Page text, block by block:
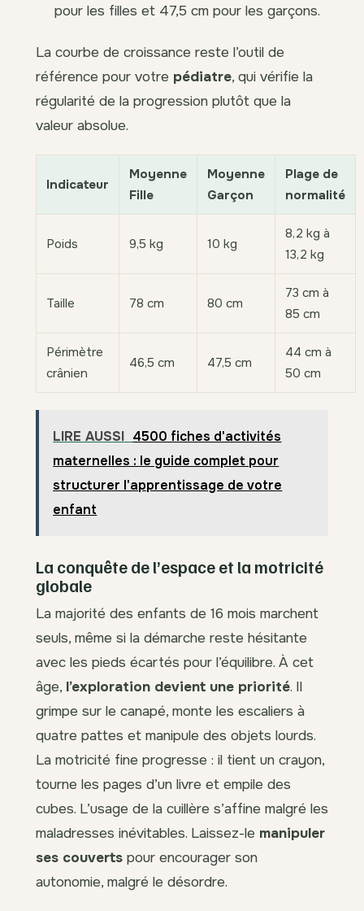
pour les filles et 47,5 cm pour les garçons.
La courbe de croissance reste l’outil de
référence pour votre pédiatre, qui vérifie la
régularité de la progression plutôt que la
valeur absolue.
Indicateur
Moyenne
Fille
Moyenne
Garçon
Plage de
normalité
Poids 9,5 kg 10 kg
8,2 kg à
13,2 kg
Taille 78 cm 80 cm
73 cm à
85 cm
Périmètre
crânien
46,5 cm 47,5 cm
44 cm à
50 cm
LIRE AUSSI 4500 fiches d'activités
maternelles : le guide complet pour
structurer l'apprentissage de votre
enfant
La conquête de l’espace et la motricité
globale
La majorité des enfants de 16 mois marchent
seuls, même si la démarche reste hésitante
avec les pieds écartés pour l’équilibre. À cet
âge, l’exploration devient une priorité. Il
grimpe sur le canapé, monte les escaliers à
quatre pattes et manipule des objets lourds.
La motricité fine progresse : il tient un crayon,
tourne les pages d’un livre et empile des
cubes. L’usage de la cuillère s’affine malgré les
maladresses inévitables. Laissez-le manipuler
ses couverts pour encourager son
autonomie, malgré le désordre.